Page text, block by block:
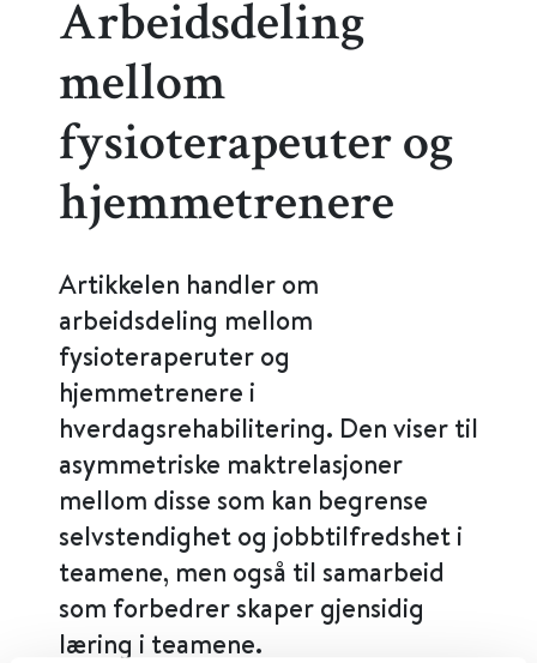
Arbeidsdeling
mellom
fysioterapeuter og
hjemmetrenere
Artikkelen handler om
arbeidsdeling mellom
fysioteraperuter og
hjemmetrenere i
hverdagsrehabilitering. Den viser til
asymmetriske maktrelasjoner
mellom disse som kan begrense
selvstendighet og jobbtilfredshet i
teamene, men også til samarbeid
som forbedrer skaper gjensidig
læring i teamene.